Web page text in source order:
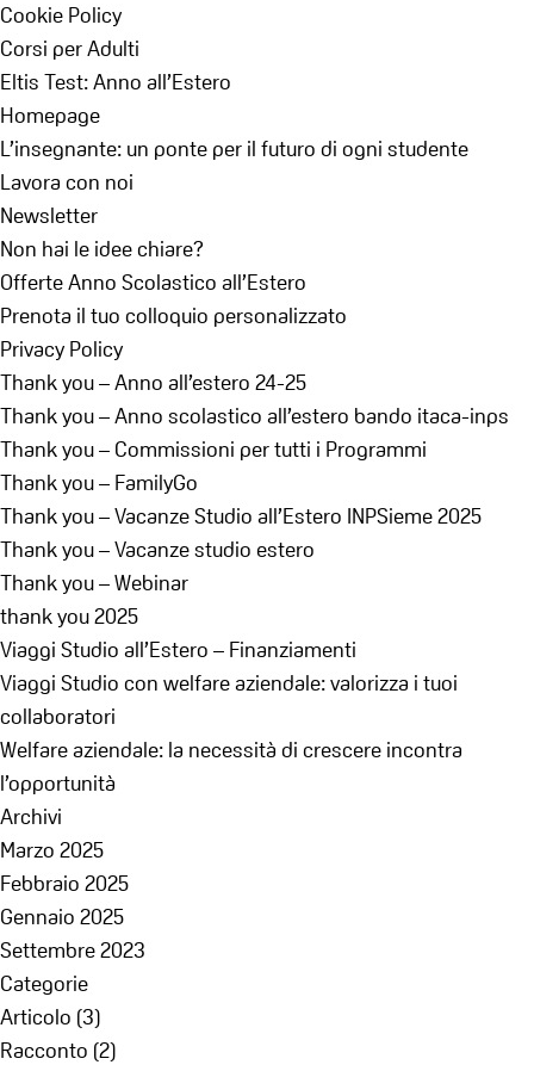
Cookie Policy
Corsi per Adulti
Eltis Test: Anno all’Estero
Homepage
L’insegnante: un ponte per il futuro di ogni studente
Lavora con noi
Newsletter
Non hai le idee chiare?
Offerte Anno Scolastico all’Estero
Prenota il tuo colloquio personalizzato
Privacy Policy
Thank you – Anno all’estero 24-25
Thank you – Anno scolastico all’estero bando itaca-inps
Thank you – Commissioni per tutti i Programmi
Thank you – FamilyGo
Thank you – Vacanze Studio all’Estero INPSieme 2025
Thank you – Vacanze studio estero
Thank you – Webinar
thank you 2025
Viaggi Studio all’Estero – Finanziamenti
Viaggi Studio con welfare aziendale: valorizza i tuoi
collaboratori
Welfare aziendale: la necessità di crescere incontra
l’opportunità
Archivi
Marzo 2025
Febbraio 2025
Gennaio 2025
Settembre 2023
Categorie
Articolo (3)
Racconto (2)